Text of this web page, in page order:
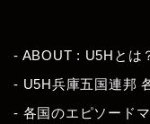
- ABOUT : U5Hとは
- U5H兵庫五国連邦
- 各国のエピソード